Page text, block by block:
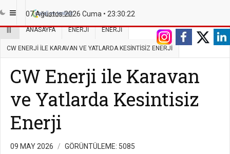
07 Ağustos 2026 Cuma • 23:30:22
ANASAYFA ENERJI ENERJI
CW ENERJI ILE KARAVAN VE YATLARDA KESINTISIZ ENERJI
CW Enerji ile Karavan
ve Yatlarda Kesintisiz
Enerji
09 MAY 2026 GÖRÜNTÜLEME: 5085